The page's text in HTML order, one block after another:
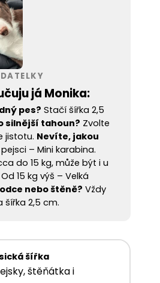
já Monika:
pes? Stačí šířka 2,5
silnější tahoun? Zvolte
jistotu. Nevíte, jakou
pejsci – Mini karabina.
do 15 kg, může být i u
15 kg výš – Velká
nebo štěně? Vždy
šířka 2,5 cm.
šířka
štěňátka i